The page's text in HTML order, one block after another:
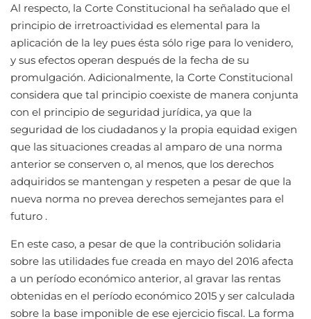
Al respecto, la Corte Constitucional ha señalado que el
principio de irretroactividad es elemental para la
aplicación de la ley pues ésta sólo rige para lo venidero,
y sus efectos operan después de la fecha de su
promulgación. Adicionalmente, la Corte Constitucional
considera que tal principio coexiste de manera conjunta
con el principio de seguridad jurídica, ya que la
seguridad de los ciudadanos y la propia equidad exigen
que las situaciones creadas al amparo de una norma
anterior se conserven o, al menos, que los derechos
adquiridos se mantengan y respeten a pesar de que la
nueva norma no prevea derechos semejantes para el
futuro .
En este caso, a pesar de que la contribución solidaria
sobre las utilidades fue creada en mayo del 2016 afecta
a un período económico anterior, al gravar las rentas
obtenidas en el período económico 2015 y ser calculada
sobre la base imponible de ese ejercicio fiscal. La forma